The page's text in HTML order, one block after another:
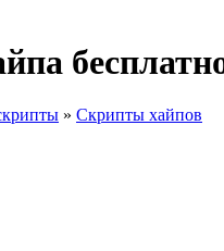
» Скрипты хайпов